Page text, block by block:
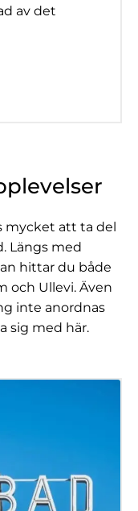
av det
mycket att ta del
Längs med
hittar du både
och Ullevi. Även
inte anordnas
sig med här.